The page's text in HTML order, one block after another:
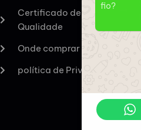
Certificado de
Qualidade
Onde comprar
política de Privacidade
fio?